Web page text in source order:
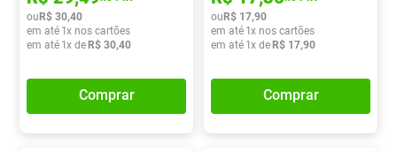
ouR$ 30,40
em até 1x nos cartões
em até 1x deR$ 30,40
Comprar
ouR$ 17,90
em até 1x nos cartões
em até 1x deR$ 17,90
Comprar